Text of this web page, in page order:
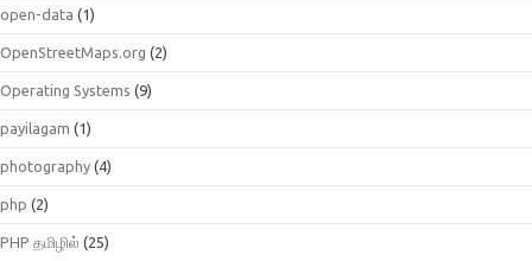
open-data (1)
OpenStreetMaps.org (2)
Operating Systems (9)
payilagam (1)
photography (4)
php (2)
PHP தமிழில் (25)